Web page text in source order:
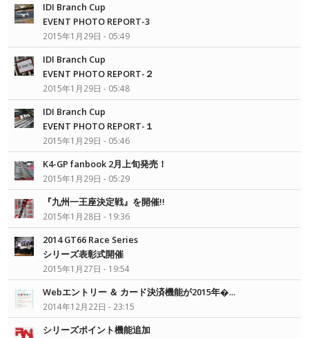
IDI Branch Cup
EVENT PHOTO REPORT-3
2015年1月29日 - 05:49
IDI Branch Cup
EVENT PHOTO REPORT-２
2015年1月29日 - 05:48
IDI Branch Cup
EVENT PHOTO REPORT-１
2015年1月29日 - 05:46
K4-GP fanbook 2月上旬発売！
2015年1月29日 - 05:29
『九州一王座決定戦』を開催!!
2015年1月28日 - 19:36
2014 GT66 Race Series
シリーズ表彰式開催
2015年1月27日 - 19:54
Webエントリー ＆ カード決済機能が2015年�...
2014年12月22日 - 23:15
シリーズポイント機能追加